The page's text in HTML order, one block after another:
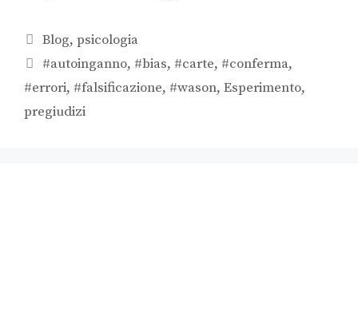
Blog,psicologia
#autoinganno, #bias, #carte, #conferma,
#errori, #falsificazione, #wason, Esperimento,
pregiudizi